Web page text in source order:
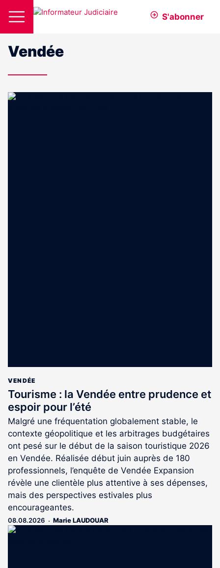
S'abonner
Vendée
VENDÉE
Tourisme : la Vendée entre prudence et
espoir pour l’été
Malgré une fréquentation globalement stable, le
contexte géopolitique et les arbitrages budgétaires
ont pesé sur le début de la saison touristique 2026
en Vendée. Réalisée début juin auprès de 180
professionnels, l’enquête de Vendée Expansion
révèle une clientèle plus attentive à ses dépenses,
mais des perspectives estivales plus
encourageantes.
08.08.2026 Marie LAUDOUAR